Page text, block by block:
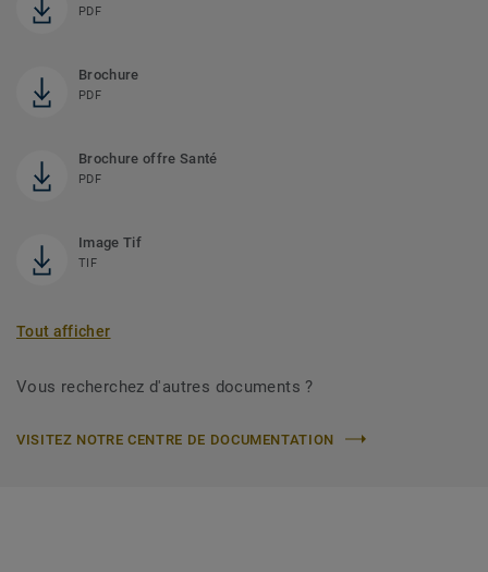
PDF
Brochure
PDF
Brochure offre Santé
PDF
Image Tif
TIF
Tout afficher
Vous recherchez d'autres documents ?
VISITEZ NOTRE CENTRE DE DOCUMENTATION